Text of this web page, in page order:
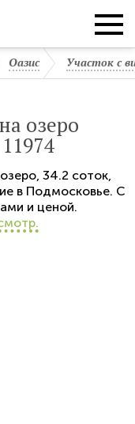
Оазис Участок с
озеро
, 34.2 соток,
в Подмосковье. С
и ценой.